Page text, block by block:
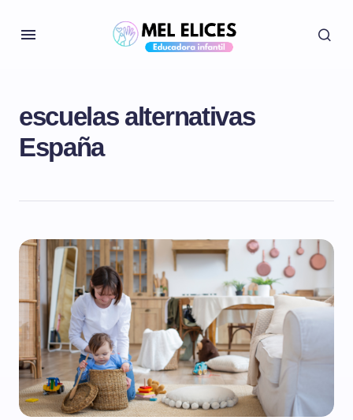
escuelas alternativas
España